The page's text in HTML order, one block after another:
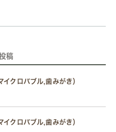
稿
クロバブル,歯みがき）
クロバブル,歯みがき）